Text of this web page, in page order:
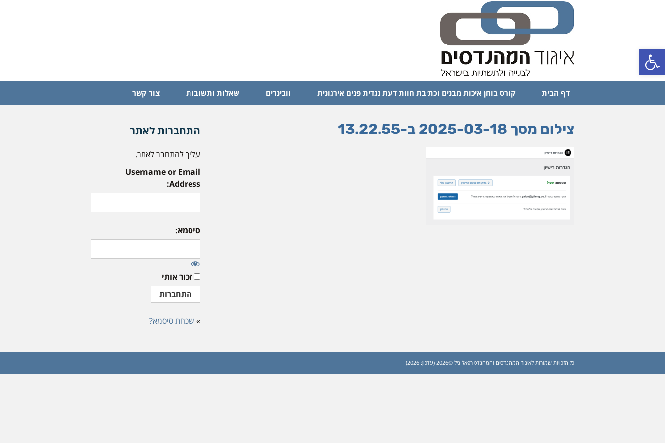
פתח סרגל נגישות
דף הבית קורס בוחן איכות מבנים וכתיבת חוות דעת נגדית פנים אירגונית וובינרים שאלות ותשובות צור קשר
צילום מסך 2025-03-18 ב-13.22.55 התחברות לאתר
עליך להתחבר לאתר.
Username or Email
Address:
סיסמא:
זכור אותי
» שכחת סיסמא?
כל הזכויות שמורות לאיגוד המהנדסים והמהנדס רפאל גיל ©2026 (עדכון: 2026)